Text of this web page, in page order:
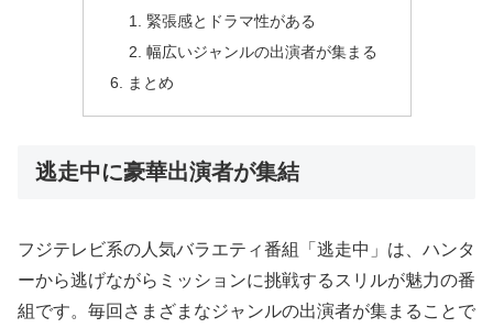
緊張感とドラマ性がある
幅広いジャンルの出演者が集まる
まとめ
逃走中に豪華出演者が集結
フジテレビ系の人気バラエティ番組「逃走中」は、ハンタ
ーから逃げながらミッションに挑戦するスリルが魅力の番
組です。毎回さまざまなジャンルの出演者が集まることで